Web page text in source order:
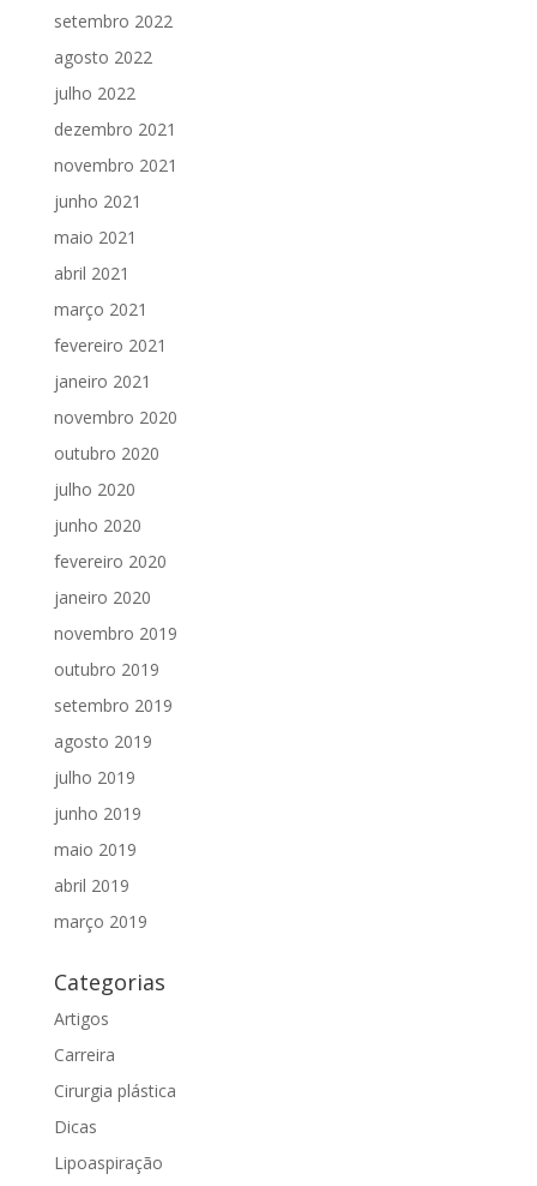
setembro 2022
agosto 2022
julho 2022
dezembro 2021
novembro 2021
junho 2021
maio 2021
abril 2021
março 2021
fevereiro 2021
janeiro 2021
novembro 2020
outubro 2020
julho 2020
junho 2020
fevereiro 2020
janeiro 2020
novembro 2019
outubro 2019
setembro 2019
agosto 2019
julho 2019
junho 2019
maio 2019
abril 2019
março 2019
Categorias
Artigos
Carreira
Cirurgia plástica
Dicas
Lipoaspiração